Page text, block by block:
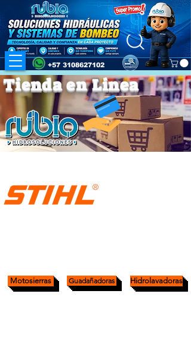
+57 3108627102
Tienda en Linea
Motosierras Guadañadoras Hidrolavadoras